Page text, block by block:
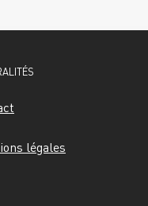
légales